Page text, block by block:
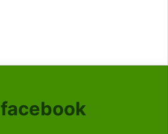
facebook